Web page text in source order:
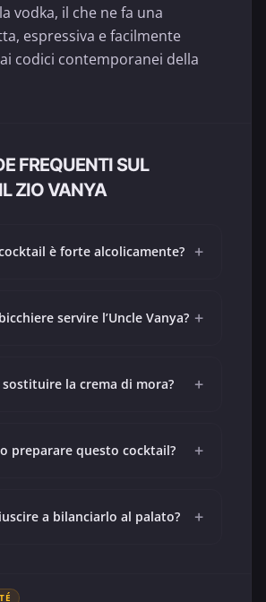
vodka, il che ne fa una
espressiva e facilmente
codici contemporanei della
FREQUENTI SUL
ZIO VANYA
è forte alcolicamente? +
servire l’Uncle Vanya? +
sostituire la crema di mora? +
preparare questo cocktail? +
a bilanciarlo al palato? +